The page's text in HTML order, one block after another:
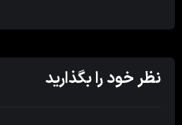
نظر خود را بگذارید